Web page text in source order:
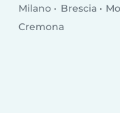
Milano Brescia
Cremona